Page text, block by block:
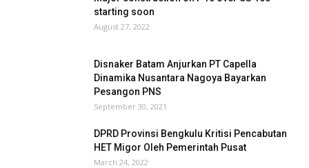
starting soon
August 27, 2022
Disnaker Batam Anjurkan PT Capella
Dinamika Nusantara Nagoya Bayarkan
Pesangon PNS
September 30, 2021
DPRD Provinsi Bengkulu Kritisi Pencabutan
HET Migor Oleh Pemerintah Pusat
March 24, 2022